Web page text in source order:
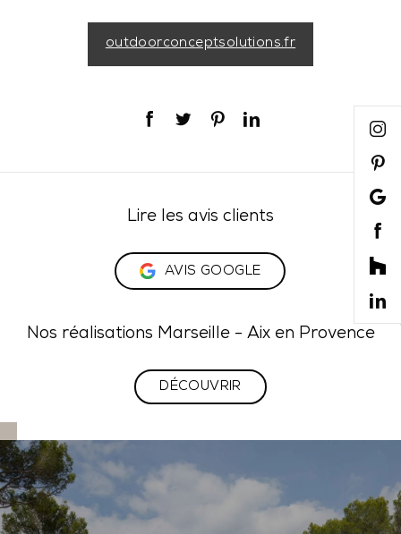
outdoorconceptsolutions.fr
Lire les avis clients
AVIS GOOGLE
Nos réalisations Marseille - Aix en Provence
DÉCOUVRIR